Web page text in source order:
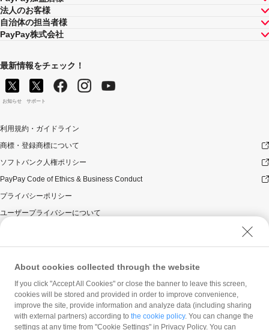
法人のお客様
自治体の担当者様
PayPay株式会社
最新情報をチェック！
お知らせ サポート
利用規約・ガイドライン
商標・登録商標について
ソフトバンク人権ポリシー
PayPay Code of Ethics & Business Conduct
プライバシーポリシー
ユーザープライバシーについて
ウェブサイト利用規約
反社会的勢力に対する方針
勧誘方針
マネロン等基本方針
カスタマーハラスメントに関する当社の考え方
About cookies collected through the website
If you click "Accept All Cookies" or close the banner to leave this screen,
cookies will be stored and provided in order to improve convenience,
improve the site, provide information and analyze data (including sharing
with external partners) according to the cookie policy. You can change the
settings at any time from "Cookie Settings" in Privacy Policy. You can